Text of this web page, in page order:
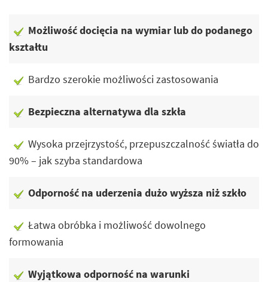
Możliwość docięcia na wymiar lub do podanego
kształtu
Bardzo szerokie możliwości zastosowania
Bezpieczna alternatywa dla szkła
Wysoka przejrzystość, przepuszczalność światła do
90% – jak szyba standardowa
Odporność na uderzenia dużo wyższa niż szkło
Łatwa obróbka i możliwość dowolnego
formowania
Wyjątkowa odporność na warunki